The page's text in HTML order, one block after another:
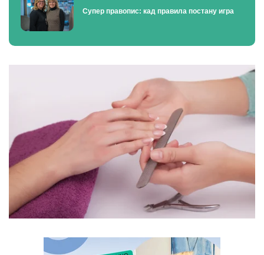
Супер правопис: кад правила постану игра